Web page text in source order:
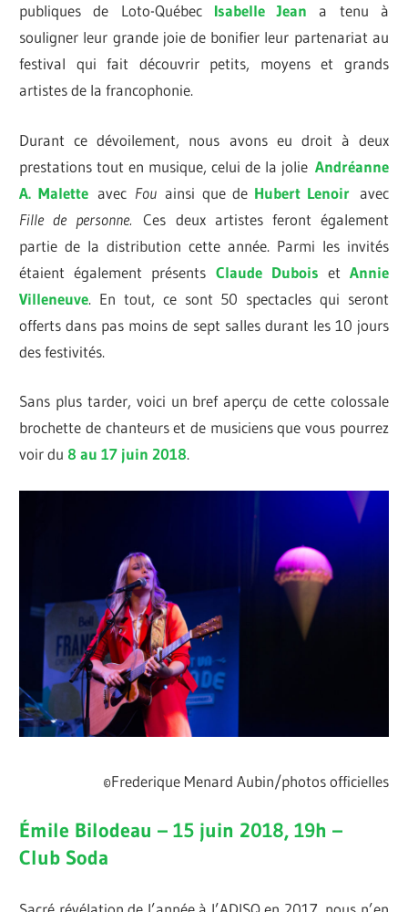
publiques de Loto-Québec Isabelle Jean a tenu à
souligner leur grande joie de bonifier leur partenariat au
festival qui fait découvrir petits, moyens et grands
artistes de la francophonie.
Durant ce dévoilement, nous avons eu droit à deux
prestations tout en musique, celui de la jolie Andréanne
A. MaletteavecFouainsi que de Hubert Lenoir avec
Fille de personne.Ces deux artistes feront également
partie de la distribution cette année. Parmi les invités
étaient également présents Claude Dubois et Annie
Villeneuve. En tout, ce sont 50 spectacles qui seront
offerts dans pas moins de sept salles durant les 10 jours
des festivités.
Sans plus tarder, voici un bref aperçu de cette colossale
brochette de chanteurs et de musiciens que vous pourrez
voir du 8 au 17 juin 2018.
©Frederique Menard Aubin/photos officielles
Émile Bilodeau – 15 juin 2018, 19h –
Club Soda